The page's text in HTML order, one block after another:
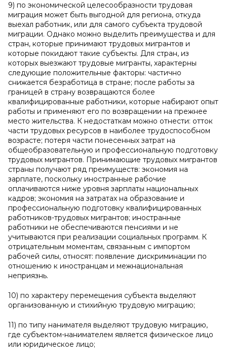
9) по экономической целесообразности трудовая
миграция может быть выгодной для региона, откуда
выехал работник, или для самого субъекта трудовой
миграции. Однако можно выделить преимущества и для
стран, которые принимают трудовых мигрантов и
которые покидают такие субъекты. Для стран, из
которых выезжают трудовые мигранты, характерны
следующие положительные факторы: частично
снижается безработица в стране; после работы за
границей в страну возвращаются более
квалифицированные работники, которые набирают опыт
работы и применяют его по возвращении на прежнее
место жительства. К недостаткам можно отнести: отток
части трудовых ресурсов в наиболее трудоспособном
возрасте; потеря части понесенных затрат на
общеобразовательную и профессиональную подготовку
трудовых мигрантов. Принимающие трудовых мигрантов
страны получают ряд преимуществ: экономия на
зарплате, поскольку иностранные рабочие
оплачиваются ниже уровня зарплаты национальных
кадров; экономия на затратах на образование и
профессиональную подготовку квалифицированных
работников-трудовых мигрантов; иностранные
работники не обеспечиваются пенсиями и не
учитываются при реализации социальных программ. К
отрицательным моментам, связанным с импортом
рабочей силы, относят: появление дискриминации по
отношению к иностранцам и межнациональная
неприязнь.
10) по характеру перемещения субъекта выделяют
организованную и стихийную трудовую миграцию;
11) по типу нанимателя выделяют трудовую миграцию,
где субъектом-нанимателем является физическое лицо
или юридическое лицо;